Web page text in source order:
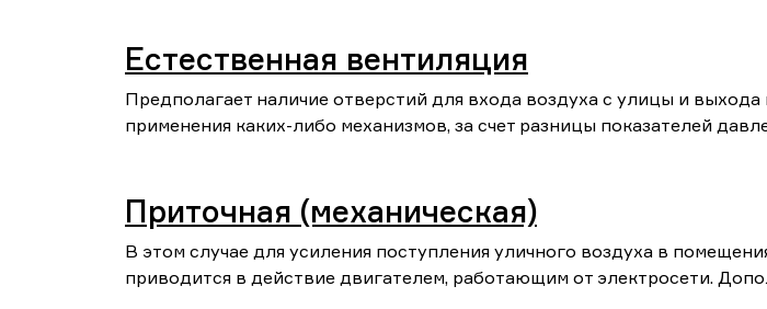
Естественная вентиляция
Предполагает наличие отверстий для входа воздуха с улицы и
применения каких-либо механизмов, за счет разницы показателей
Приточная (механическая)
В этом случае для усиления поступления уличного воздуха в
приводится в действие двигателем, работающим от электросети.